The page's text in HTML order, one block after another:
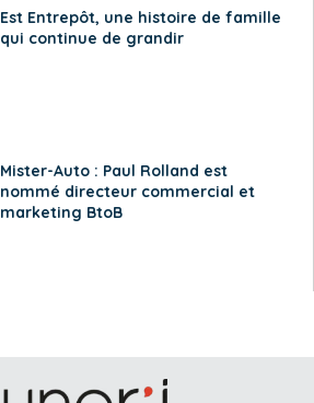
Est Entrepôt, une histoire de famille
qui continue de grandir
Mister-Auto : Paul Rolland est
nommé directeur commercial et
marketing BtoB